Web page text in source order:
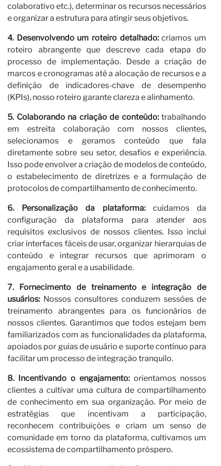
colaborativo etc.), determinar os recursos necessários
e organizar a estrutura para atingir seus objetivos.
4. Desenvolvendo um roteiro detalhado:criamos um
roteiro abrangente que descreve cada etapa do
processo de implementação. Desde a criação de
marcos e cronogramas até a alocação de recursos e a
definição de indicadores-chave de desempenho
(KPIs), nosso roteiro garante clareza e alinhamento.
5. Colaborando na criação de conteúdo:trabalhando
em estreita colaboração com nossos clientes,
selecionamos e geramos conteúdo que fala
diretamente sobre seu setor, desafios e experiência.
Isso pode envolver a criação de modelos de conteúdo,
o estabelecimento de diretrizes e a formulação de
protocolos de compartilhamento de conhecimento.
6. Personalização da plataforma:cuidamos da
configuração da plataforma para atender aos
requisitos exclusivos de nossos clientes. Isso inclui
criar interfaces fáceis de usar, organizar hierarquias de
conteúdo e integrar recursos que aprimoram o
engajamento geral e a usabilidade.
7. Fornecimento de treinamento e integração de
usuários:Nossos consultores conduzem sessões de
treinamento abrangentes para os funcionários de
nossos clientes. Garantimos que todos estejam bem
familiarizados com as funcionalidades da plataforma,
apoiados por guias de usuário e suporte contínuo para
facilitar um processo de integração tranquilo.
8. Incentivando o engajamento:orientamos nossos
clientes a cultivar uma cultura de compartilhamento
de conhecimento em sua organização. Por meio de
estratégias que incentivam a participação,
reconhecem contribuições e criam um senso de
comunidade em torno da plataforma, cultivamos um
ecossistema de compartilhamento próspero.